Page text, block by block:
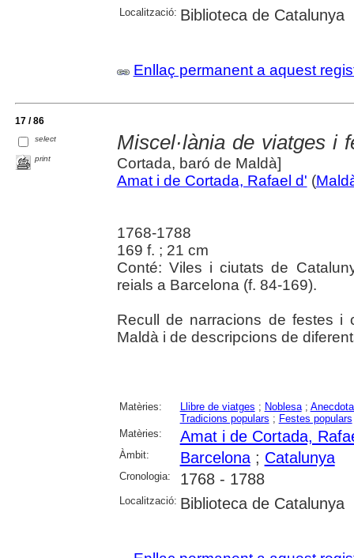
Localització: Biblioteca de Catalunya
Enllaç permanent a aquest
17 / 86
select
print
Miscel·lània de viatges i
Cortada, baró de Maldà]
Amat i de Cortada, Rafael d' (
1768-1788
169 f. ; 21 cm
Conté: Viles i ciutats de
reials a Barcelona (f. 84-169).
Recull de narracions de festes i
Maldà i de descripcions de
Matèries: Llibre de viatges ; Noblesa;
Tradicions populars ; Festes populars
Matèries:
Amat i de Cortada,
Àmbit: Barcelona; Catalunya
Cronologia: 1768 - 1788
Localització: Biblioteca de Catalunya